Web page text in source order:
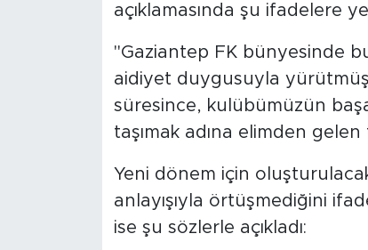
açıklamasında şu ifadelere
"Gaziantep FK bünyesinde
aidiyet duygusuyla
süresince, kulübümüzün
taşımak adına elimden
Yeni dönem için
anlayışıyla örtüşmediğini
ise şu sözlerle açıkladı: